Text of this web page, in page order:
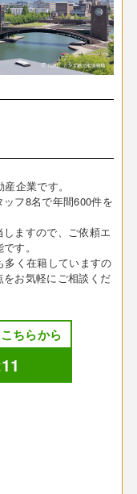
企業です。
フ8名で年間600件を
ますので、ご依頼エ
す。
多く在籍していますの
お気軽にご相談くだ
ちらから